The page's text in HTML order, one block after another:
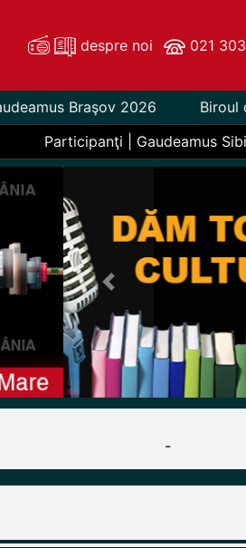
despre noi 021
Braşov 2026 Biroul
Participanţi | Gaudeamus
Previous
-